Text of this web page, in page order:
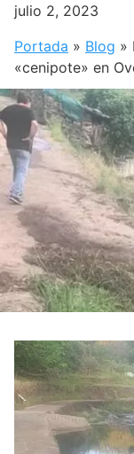
julio 2, 2023
Portada » Blog »
«cenipote» en